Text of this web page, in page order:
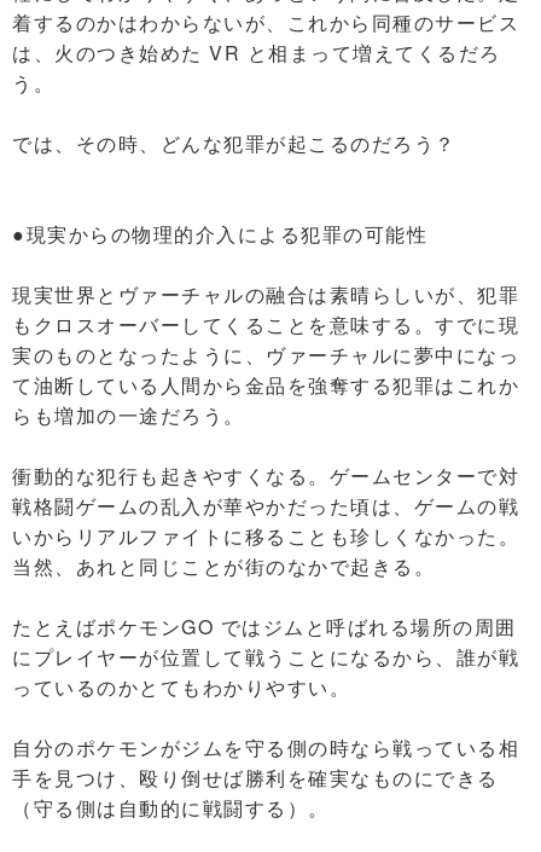
着するのかはわからないが、これから同種のサービス
は、火のつき始めた VR と相まって増えてくるだろ
う。
では、その時、どんな犯罪が起こるのだろう？
●現実からの物理的介入による犯罪の可能性
現実世界とヴァーチャルの融合は素晴らしいが、犯罪
もクロスオーバーしてくることを意味する。すでに現
実のものとなったように、ヴァーチャルに夢中になっ
て油断している人間から金品を強奪する犯罪はこれか
らも増加の一途だろう。
衝動的な犯行も起きやすくなる。ゲームセンターで対
戦格闘ゲームの乱入が華やかだった頃は、ゲームの戦
いからリアルファイトに移ることも珍しくなかった。
当然、あれと同じことが街のなかで起きる。
たとえばポケモンGO ではジムと呼ばれる場所の周囲
にプレイヤーが位置して戦うことになるから、誰が戦
っているのかとてもわかりやすい。
自分のポケモンがジムを守る側の時なら戦っている相
手を見つけ、殴り倒せば勝利を確実なものにできる
（守る側は自動的に戦闘する）。